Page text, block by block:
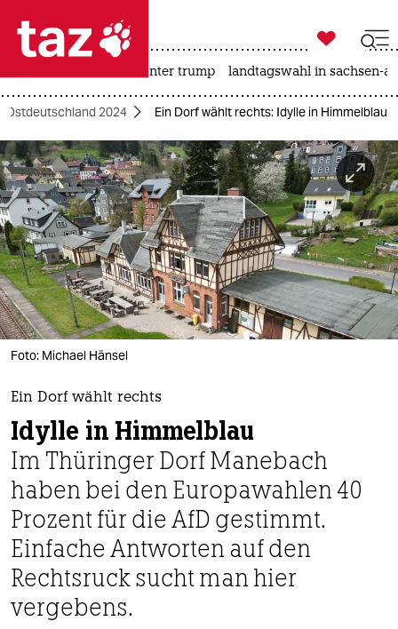
 taz zahl ich
taz zahl ich
themen
politik
öko
gesellschaft
kultur
sport
berlin
nord
wahrheit
verlag
verlag
veranstaltungen

taz zahl ich
usa unter trump landtagswahl in sachsen-
Ostdeutschland 2024 Ein Dorf wählt rechts: Idylle in Himmelblau
Foto: Michael Hänsel
Ein Dorf wählt rechts
Idylle in Himmelblau
Im Thüringer Dorf Manebach
haben bei den Europawahlen 40
Prozent für die AfD gestimmt.
Einfache Antworten auf den
Rechtsruck sucht man hier
vergebens.